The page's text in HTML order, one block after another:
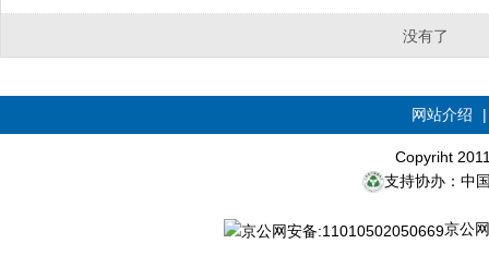
没有了
网站介绍
Copyriht
支持协办：中
京公